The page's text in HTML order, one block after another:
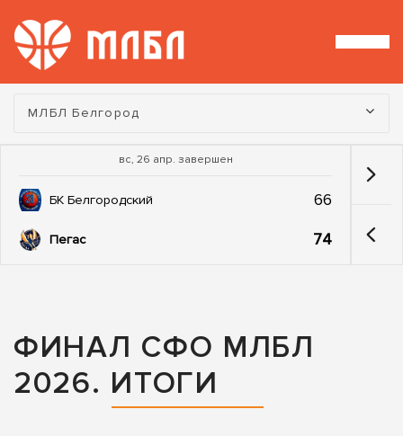
Турнир:
МЛБЛ Белгород
вс, 26 апр. завершен
БК Белгородский 66
Пегас 74
ФИНАЛ СФО МЛБЛ
2026. ИТОГИ